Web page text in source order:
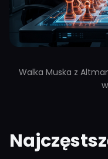
Walka Muska z